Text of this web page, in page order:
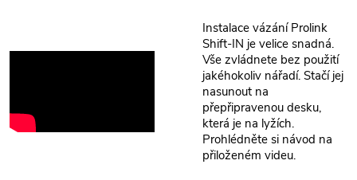
Instalace vázání Prolink
Shift-IN je velice snadná.
Vše zvládnete bez použití
jakéhokoliv nářadí. Stačí jej
nasunout na
přepřipravenou desku,
která je na lyžích.
Prohlédněte si návod na
přiloženém videu.